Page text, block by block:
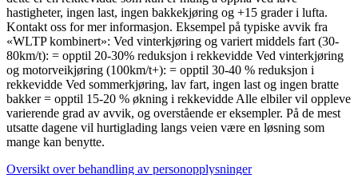
hastigheter, ingen last, ingen bakkekjøring og +15 grader i lufta.
Kontakt oss for mer informasjon. Eksempel på typiske avvik fra
«WLTP kombinert»: Ved vinterkjøring og variert middels fart (30-
80km/t): = opptil 20-30% reduksjon i rekkevidde Ved vinterkjøring
og motorveikjøring (100km/t+): = opptil 30-40 % reduksjon i
rekkevidde Ved sommerkjøring, lav fart, ingen last og ingen bratte
bakker = opptil 15-20 % økning i rekkevidde Alle elbiler vil oppleve
varierende grad av avvik, og overstående er eksempler. På de mest
utsatte dagene vil hurtiglading langs veien være en løsning som
mange kan benytte.
Oversikt over behandling av personopplysninger